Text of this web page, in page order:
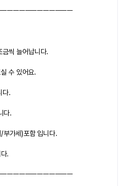
ㅡㅡㅡㅡㅡㅡㅡㅡㅡㅡㅡ
금씩 늘어납니다.
수 있어요.
다.
다.
가세)포함 입니다.
.
ㅡㅡㅡㅡㅡㅡㅡㅡㅡㅡㅡ